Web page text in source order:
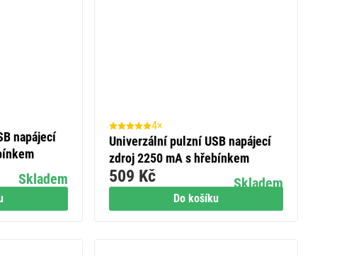
napájecí
Skladem
Do košíku
4×
Univerzální pulzní USB napájecí
zdroj 2250 mA s hřebínkem
Skladem
509 Kč